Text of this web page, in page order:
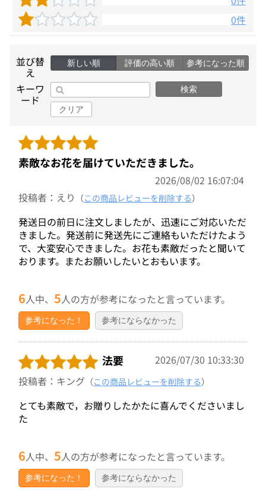
0件
並び替
え
新しい順 評価の高い順 参考になった順
キーワ
ード
検索
クリア
素敵なお花を届けていただきました。
2026/08/02 16:07:04
投稿者：えり （この商品レビューを削除する）
発送日の前日に注文しましたが、迅速にご対応いただ
きました。発送前に発送先にご連絡もいただけたよう
で、大変安心できました。お花も素敵だったと聞いて
おります。またお願いしたいとおもいます。
6人中、5人の方が参考になったと言っています。
参考になった！ 参考にならなかった
法要
2026/07/30 10:33:30
投稿者：キング （この商品レビューを削除する）
とても素敵で，お贈りしたかたに喜んでくださいまし
た
6人中、5人の方が参考になったと言っています。
参考になった！ 参考にならなかった